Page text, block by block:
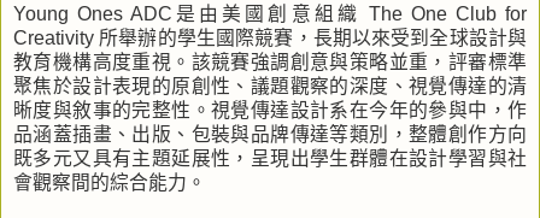
Young Ones ADC是由美國創意組織 The One Club for
Creativity 所舉辦的學生國際競賽，長期以來受到全球設計與
教育機構高度重視。該競賽強調創意與策略並重，評審標準
聚焦於設計表現的原創性、議題觀察的深度、視覺傳達的清
晰度與敘事的完整性。視覺傳達設計系在今年的參與中，作
品涵蓋插畫、出版、包裝與品牌傳達等類別，整體創作方向
既多元又具有主題延展性，呈現出學生群體在設計學習與社
會觀察間的綜合能力。